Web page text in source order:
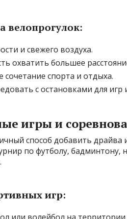
велопрогулок:
и свежего воздуха.
охватить большее
сочетание спорта и отдыха.
с остановками для игр
игры и
способ добавить
по футболу, бадминтону,
игр: